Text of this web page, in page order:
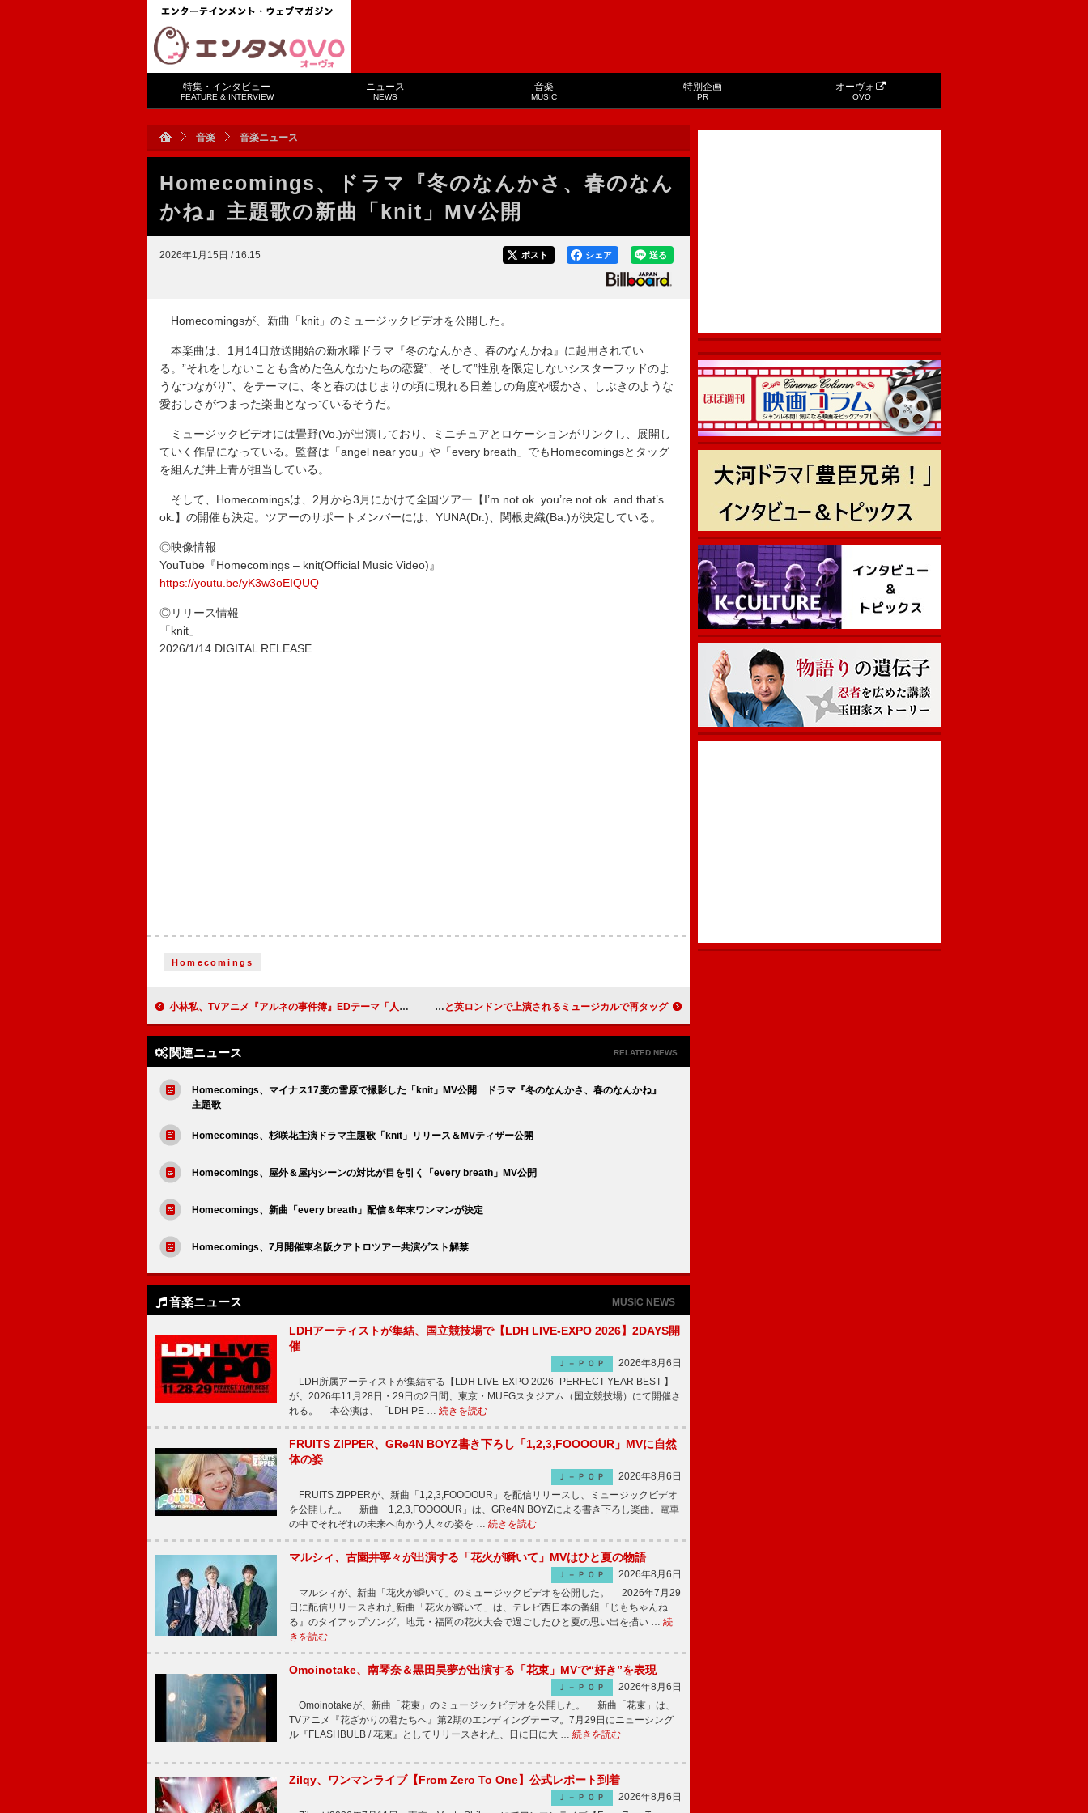
特集・インタビュー
FEATURE & INTERVIEW
ニュース
NEWS
音楽
MUSIC
特別企画
PR
オーヴォ
OVO
音楽 音楽ニュース
Homecomings、ドラマ『冬のなんかさ、春のなん
かね』主題歌の新曲「knit」MV公開
2026年1月15日 / 16:15 送る
シェア
ポスト
Homecomingsが、新曲「knit」のミュージックビデオを公開した。
本楽曲は、1月14日放送開始の新水曜ドラマ『冬のなんかさ、春のなんかね』に起用されてい
る。”それをしないことも含めた色んなかたちの恋愛”、そして”性別を限定しないシスターフッドのよ
うなつながり”、をテーマに、冬と春のはじまりの頃に現れる日差しの角度や暖かさ、しぶきのような
愛おしさがつまった楽曲となっているそうだ。
ミュージックビデオには畳野(Vo.)が出演しており、ミニチュアとロケーションがリンクし、展開し
ていく作品になっている。監督は「angel near you」や「every breath」でもHomecomingsとタッグ
を組んだ井上青が担当している。
そして、Homecomingsは、2月から3月にかけて全国ツアー【I’m not ok. you’re not ok. and that’s
ok.】の開催も決定。ツアーのサポートメンバーには、YUNA(Dr.)、関根史織(Ba.)が決定している。
◎映像情報
YouTube『Homecomings – knit(Official Music Video)』
https://youtu.be/yK3w3oEIQUQ
◎リリース情報
「knit」
2026/1/14 DIGITAL RELEASE
Homecomings
小林私、TVアニメ『アルネの事件簿』EDテーマ「人形の街」配信リリース＆MV公開 アリアナ・グランデ、ジョナサン・ベイリーと英ロンドンで上演されるミュージカルで再タッグ
関連ニュース RELATED NEWS
Homecomings、マイナス17度の雪原で撮影した「knit」MV公開 ドラマ『冬のなんかさ、春のなんかね』
主題歌
Homecomings、杉咲花主演ドラマ主題歌「knit」リリース＆MVティザー公開
Homecomings、屋外＆屋内シーンの対比が目を引く「every breath」MV公開
Homecomings、新曲「every breath」配信＆年末ワンマンが決定
Homecomings、7月開催東名阪クアトロツアー共演ゲスト解禁
音楽ニュース MUSIC NEWS
LDHアーティストが集結、国立競技場で【LDH LIVE-EXPO 2026】2DAYS開
催
Ｊ－ＰＯＰ
2026年8月6日
LDH所属アーティストが集結する【LDH LIVE-EXPO 2026 -PERFECT YEAR BEST-】
が、2026年11月28日・29日の2日間、東京・MUFGスタジアム（国立競技場）にて開催さ
れる。 本公演は、「LDH PE … 続きを読む
FRUITS ZIPPER、GRe4N BOYZ書き下ろし「1,2,3,FOOOOUR」MVに自然
体の姿
Ｊ－ＰＯＰ
2026年8月6日
FRUITS ZIPPERが、新曲「1,2,3,FOOOOUR」を配信リリースし、ミュージックビデオ
を公開した。 新曲「1,2,3,FOOOOUR」は、GRe4N BOYZによる書き下ろし楽曲。電車
の中でそれぞれの未来へ向かう人々の姿を … 続きを読む
マルシィ、古園井寧々が出演する「花火が瞬いて」MVはひと夏の物語
Ｊ－ＰＯＰ
2026年8月6日
マルシィが、新曲「花火が瞬いて」のミュージックビデオを公開した。 2026年7月29
日に配信リリースされた新曲「花火が瞬いて」は、テレビ西日本の番組『じもちゃんね
る』のタイアップソング。地元・福岡の花火大会で過ごしたひと夏の思い出を描い … 続
きを読む
Omoinotake、南琴奈＆黒田昊夢が出演する「花束」MVで“好き”を表現
Ｊ－ＰＯＰ
2026年8月6日
Omoinotakeが、新曲「花束」のミュージックビデオを公開した。 新曲「花束」は、
TVアニメ『花ざかりの君たちへ』第2期のエンディングテーマ。7月29日にニューシング
ル『FLASHBULB / 花束』としてリリースされた、日に日に大 … 続きを読む
Zilqy、ワンマンライブ【From Zero To One】公式レポート到着
Ｊ－ＰＯＰ
2026年8月6日